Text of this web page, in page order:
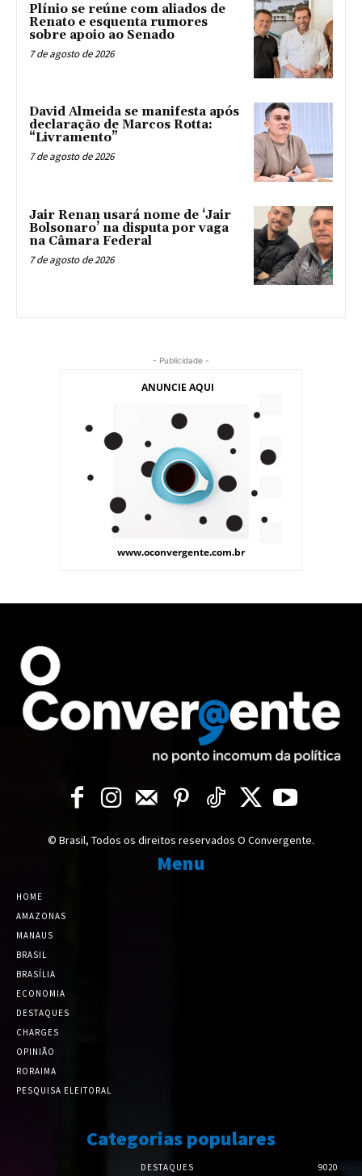
Plínio se reúne com aliados de
Renato e esquenta rumores
sobre apoio ao Senado
7 de agosto de 2026
David Almeida se manifesta após
declaração de Marcos Rotta:
“Livramento”
7 de agosto de 2026
Jair Renan usará nome de ‘Jair
Bolsonaro’ na disputa por vaga
na Câmara Federal
7 de agosto de 2026
- Publicidade -
© Brasil, Todos os direitos reservados O Convergente.
Menu
HOME
AMAZONAS
MANAUS
BRASIL
BRASÍLIA
ECONOMIA
DESTAQUES
CHARGES
OPINIÃO
RORAIMA
PESQUISA ELEITORAL
Categorias populares
DESTAQUES 9020